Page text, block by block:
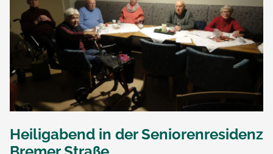
Heiligabend in der Seniorenresidenz